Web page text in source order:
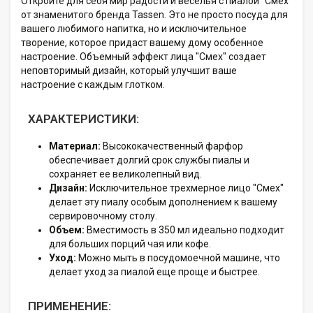
от знаменитого бренда Tassen. Это не просто посуда для
вашего любимого напитка, но и исключительное
творение, которое придаст вашему дому особенное
настроение. Объемный эффект лица "Смех" создает
неповторимый дизайн, который улучшит ваше
настроение с каждым глотком.
ХАРАКТЕРИСТИКИ:
Материал: Высококачественный фарфор
обеспечивает долгий срок службы пиалы и
сохраняет ее великолепный вид.
Дизайн: Исключительное трехмерное лицо "Смех"
делает эту пиалу особым дополнением к вашему
сервировочному столу.
Объем: Вместимость в 350 мл идеально подходит
для больших порций чая или кофе.
Уход: Можно мыть в посудомоечной машине, что
делает уход за пиалой еще проще и быстрее.
ПРИМЕНЕНИЕ: